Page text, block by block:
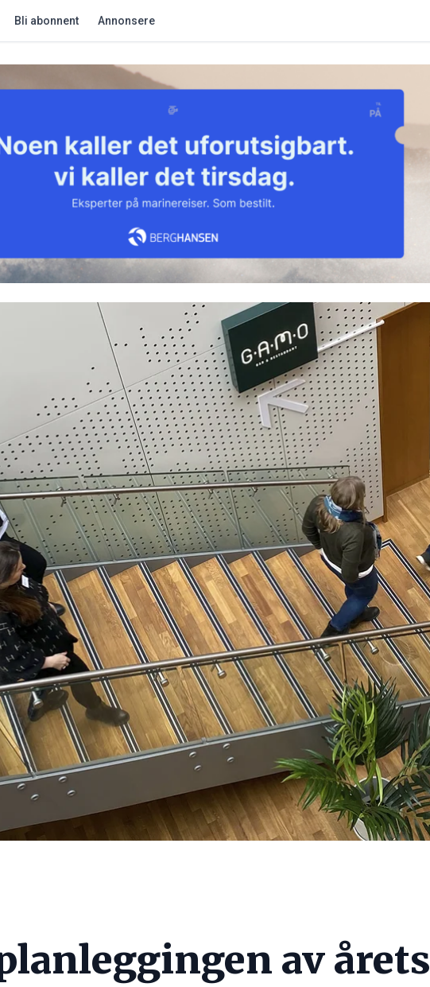
Bli abonnent Annonsere
av årets